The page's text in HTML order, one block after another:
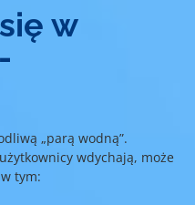
w
„parą wodną”.
wdychają, może
tym: